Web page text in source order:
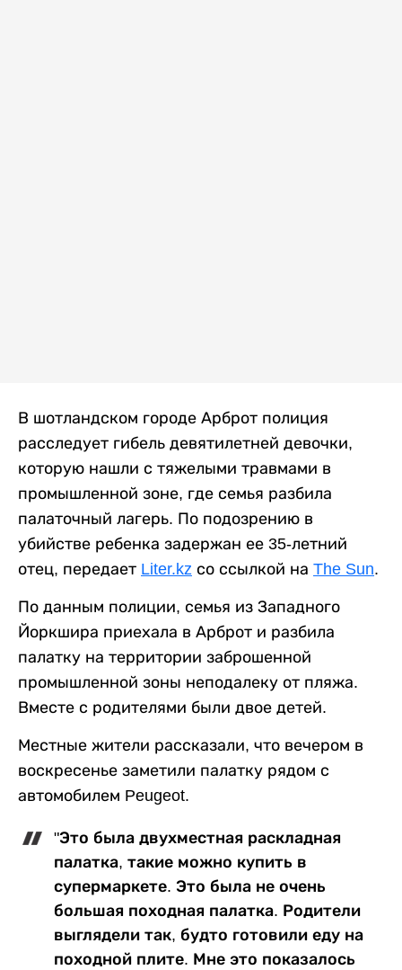
В шотландском городе Арброт полиция
расследует гибель девятилетней девочки,
которую нашли с тяжелыми травмами в
промышленной зоне, где семья разбила
палаточный лагерь. По подозрению в
убийстве ребенка задержан ее 35-летний
отец, передает Liter.kz со ссылкой на The Sun.
По данным полиции, семья из Западного
Йоркшира приехала в Арброт и разбила
палатку на территории заброшенной
промышленной зоны неподалеку от пляжа.
Вместе с родителями были двое детей.
Местные жители рассказали, что вечером в
воскресенье заметили палатку рядом с
автомобилем Peugeot.
"Это была двухместная раскладная
палатка, такие можно купить в
супермаркете. Это была не очень
большая походная палатка. Родители
выглядели так, будто готовили еду на
походной плите. Мне это показалось